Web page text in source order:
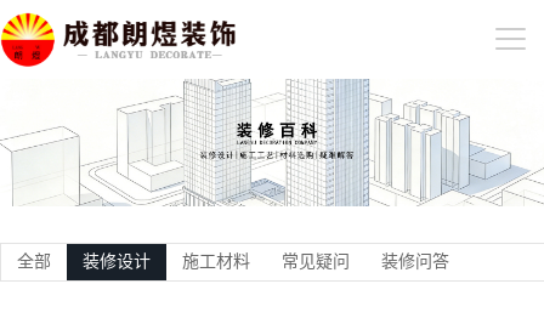
全部 装修设计 施工材料 常见疑问 装修问答